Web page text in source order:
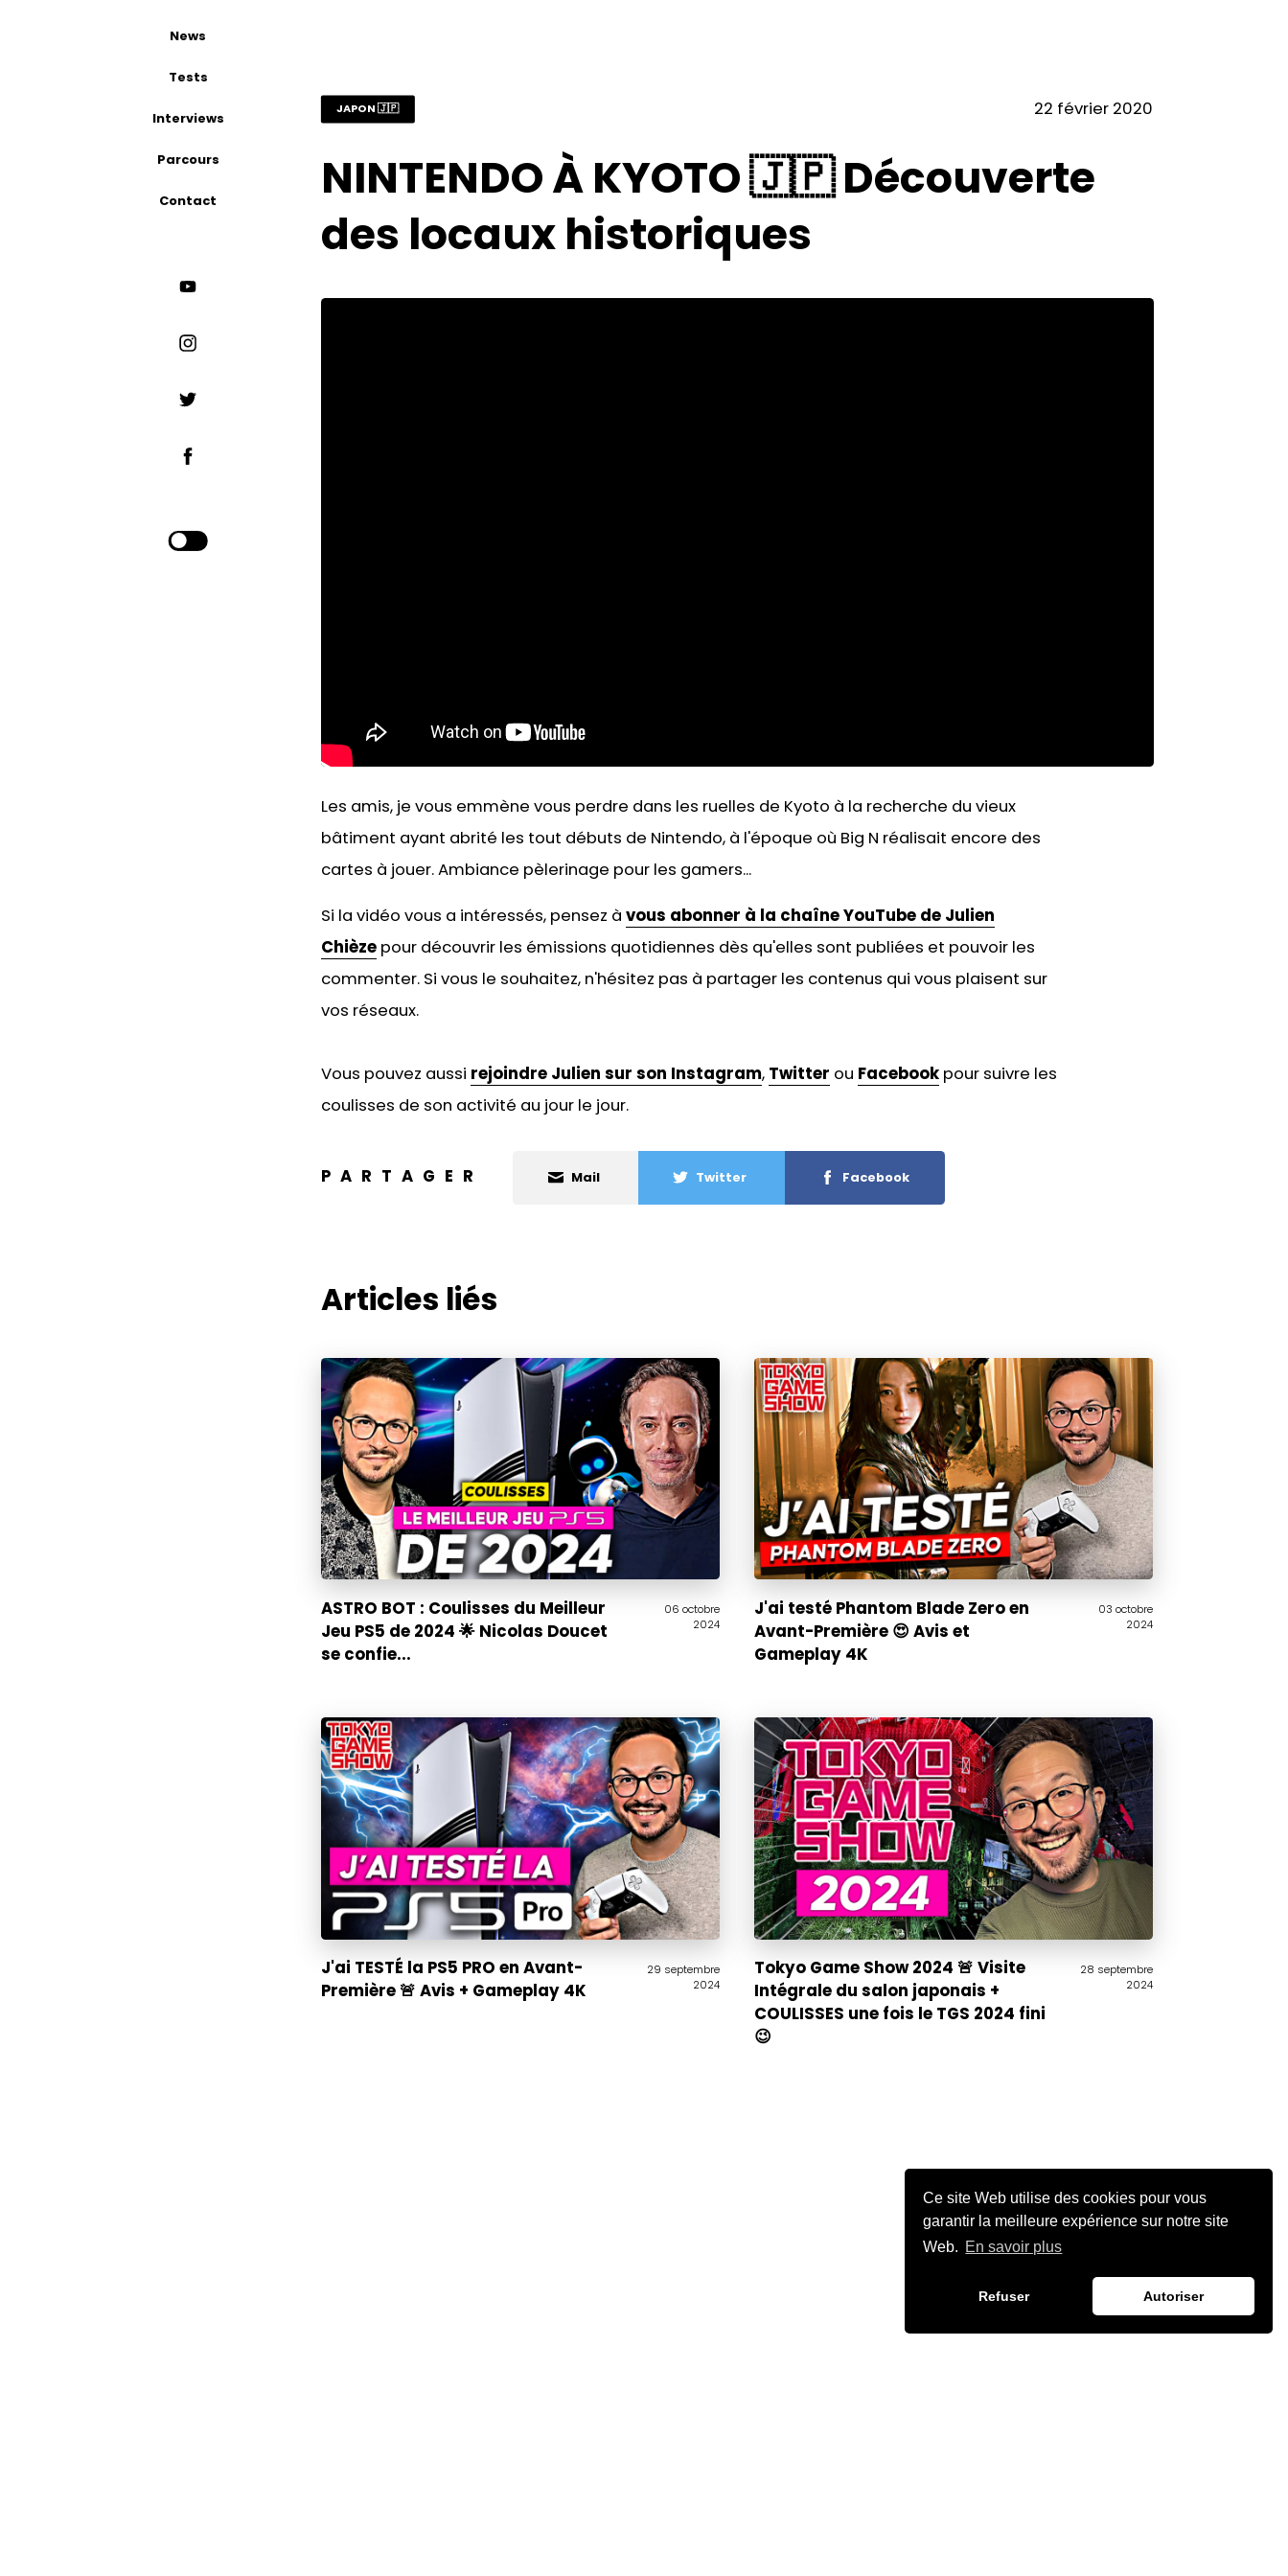
Ce site Web utilise des cookies pour vous
garantir la meilleure expérience sur notre site
Web. En savoir plus
Refuser Autoriser
News
Tests
Interviews
Parcours
Contact
22 février 2020
JAPON 🇯🇵
NINTENDO À KYOTO 🇯🇵 Découverte
des locaux historiques
Les amis, je vous emmène vous perdre dans les ruelles de Kyoto à la recherche du vieux
bâtiment ayant abrité les tout débuts de Nintendo, à l'époque où Big N réalisait encore des
cartes à jouer. Ambiance pèlerinage pour les gamers...
Si la vidéo vous a intéressés, pensez à vous abonner à la chaîne YouTube de Julien
Chièzepour découvrir les émissions quotidiennes dès qu'elles sont publiées et pouvoir les
commenter. Si vous le souhaitez, n'hésitez pas à partager les contenus qui vous plaisent sur
vos réseaux.
Vous pouvez aussi rejoindre Julien sur son Instagram, Twitter ou Facebookpour suivre les
coulisses de son activité au jour le jour.
PARTAGER Mail Twitter Facebook
Articles liés
06 octobre
2024
ASTRO BOT : Coulisses du Meilleur
Jeu PS5 de 2024 🌟 Nicolas Doucet
se confie...
03 octobre
2024
J'ai testé Phantom Blade Zero en
Avant-Première 😍 Avis et
Gameplay 4K
29 septembre
2024
J'ai TESTÉ la PS5 PRO en Avant-
Première 🚨 Avis + Gameplay 4K
28 septembre
2024
Tokyo Game Show 2024 🚨 Visite
Intégrale du salon japonais +
COULISSES une fois le TGS 2024 fini
😉